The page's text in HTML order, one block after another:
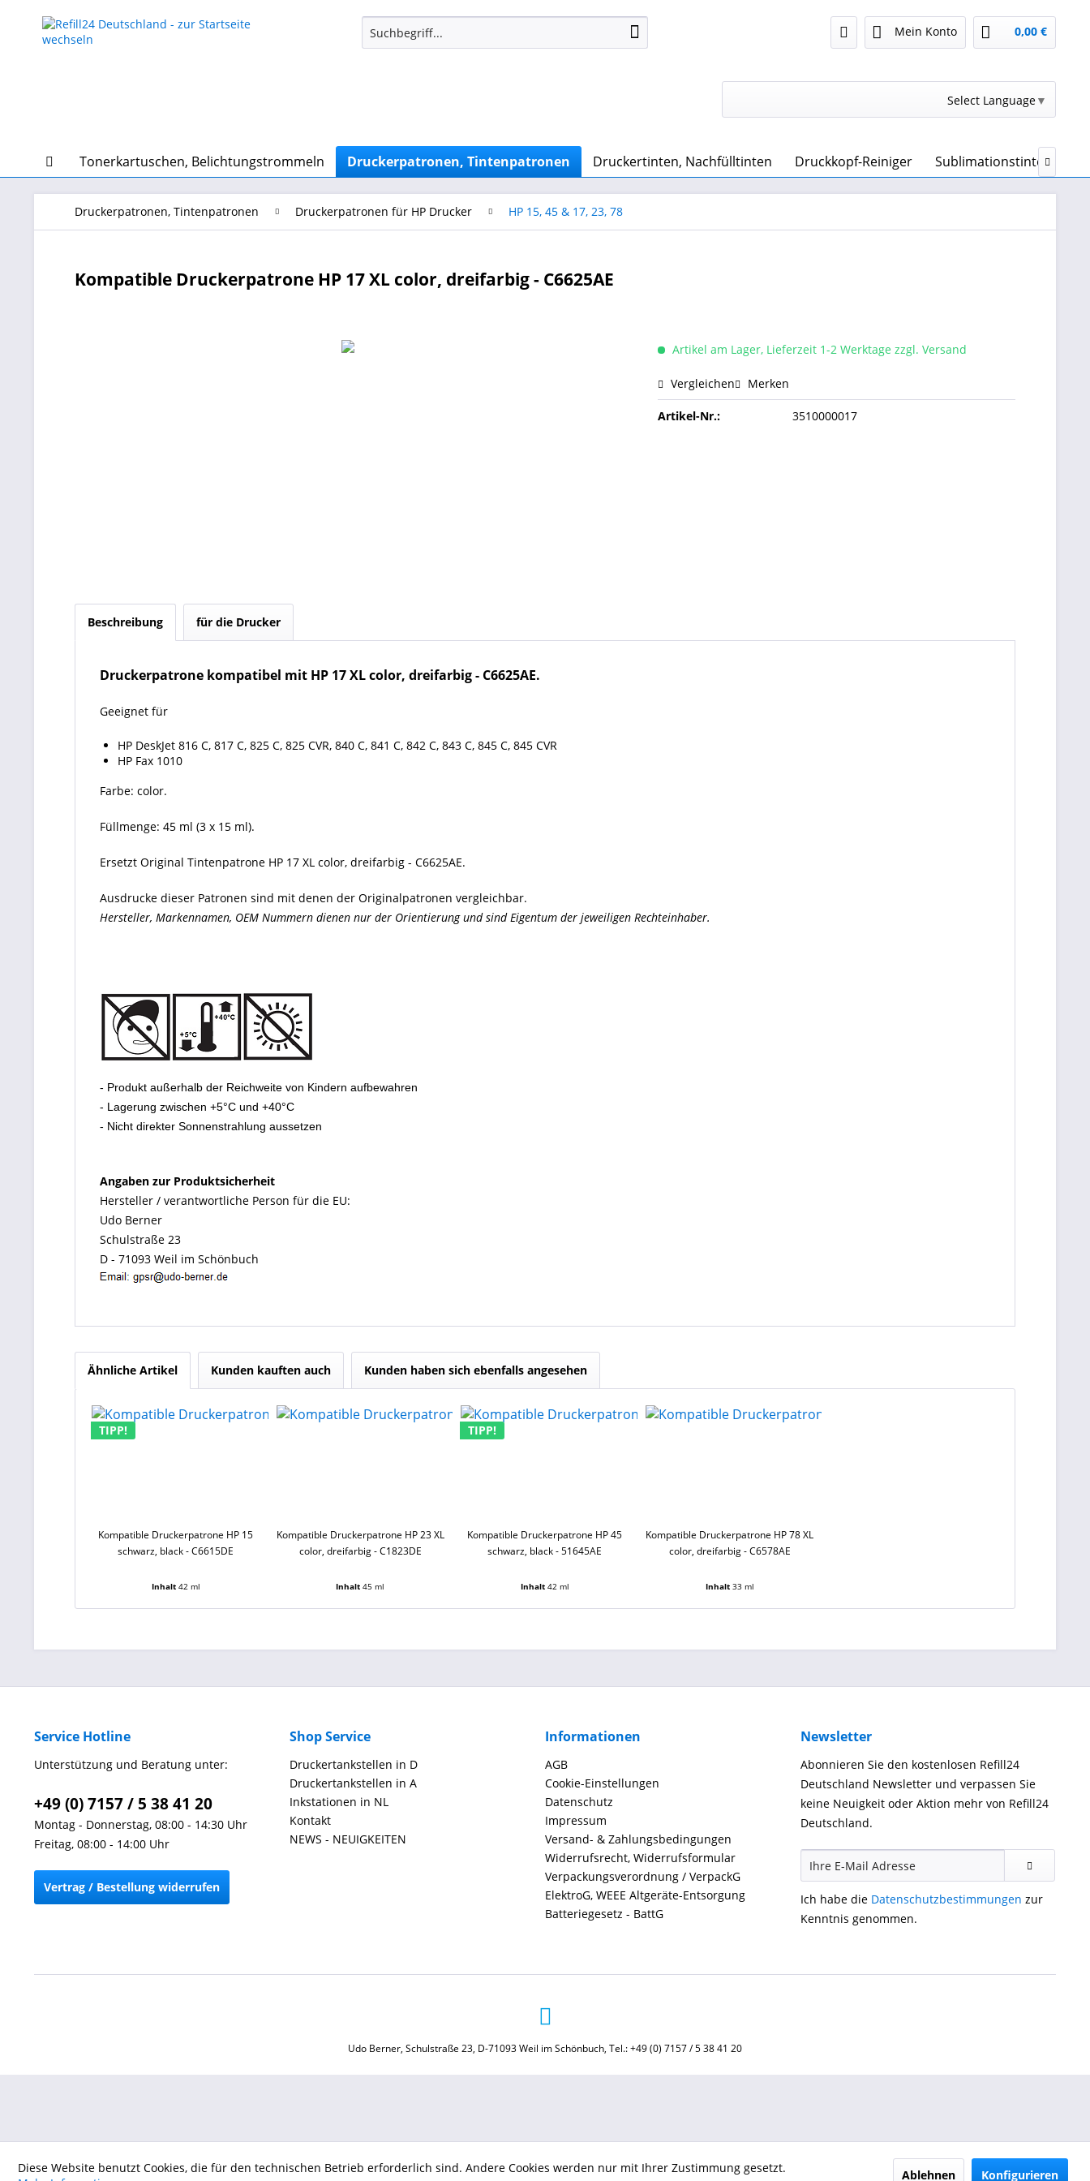
Mein Konto 0,00 €
Select Language▼
Tonerkartuschen, Belichtungstrommeln Druckerpatronen, Tintenpatronen Druckertinten, Nachfülltinten Druckkopf-Reiniger Sublimationstinte &

Druckerpatronen, Tintenpatronen Druckerpatronen für HP Drucker HP 15, 45 & 17, 23, 78
Kompatible Druckerpatrone HP 17 XL color, dreifarbig - C6625AE
Artikel am Lager, Lieferzeit 1-2 Werktage zzgl. Versand
Vergleichen Merken
Artikel-Nr.: 3510000017
Beschreibung für die Drucker
Druckerpatrone kompatibel mit HP 17 XL color, dreifarbig - C6625AE.
Geeignet für
HP DeskJet 816 C, 817 C, 825 C, 825 CVR, 840 C, 841 C, 842 C, 843 C, 845 C, 845 CVR
HP Fax 1010
Farbe: color.
Füllmenge: 45 ml (3 x 15 ml).
Ersetzt Original Tintenpatrone HP 17 XL color, dreifarbig - C6625AE.
Ausdrucke dieser Patronen sind mit denen der Originalpatronen vergleichbar.
Hersteller, Markennamen, OEM Nummern dienen nur der Orientierung und sind Eigentum der jeweiligen Rechteinhaber.
- Produkt außerhalb der Reichweite von Kindern aufbewahren
- Lagerung zwischen +5°C und +40°C
- Nicht direkter Sonnenstrahlung aussetzen
Angaben zur Produktsicherheit
Hersteller / verantwortliche Person für die EU:
Udo Berner
Schulstraße 23
D - 71093 Weil im Schönbuch
Ähnliche Artikel Kunden kauften auch Kunden haben sich ebenfalls angesehen
TIPP!
Kompatible Druckerpatrone HP 15
schwarz, black - C6615DE
Inhalt 42 ml
Kompatible Druckerpatrone HP 23 XL
color, dreifarbig - C1823DE
Inhalt45 ml
TIPP!
Kompatible Druckerpatrone HP 45
schwarz, black - 51645AE
Inhalt 42 ml
Kompatible Druckerpatrone HP 78 XL
color, dreifarbig - C6578AE
Inhalt 33 ml
Service Hotline
Unterstützung und Beratung unter:
+49 (0) 7157 / 5 38 41 20
Montag - Donnerstag, 08:00 - 14:30 Uhr
Freitag, 08:00 - 14:00 Uhr
Vertrag / Bestellung widerrufen
Shop Service
Druckertankstellen in D
Druckertankstellen in A
Inkstationen in NL
Kontakt
NEWS - NEUIGKEITEN
Informationen
AGB
Cookie-Einstellungen
Datenschutz
Impressum
Versand- & Zahlungsbedingungen
Widerrufsrecht, Widerrufsformular
Verpackungsverordnung / VerpackG
ElektroG, WEEE Altgeräte-Entsorgung
Batteriegesetz - BattG
Newsletter
Abonnieren Sie den kostenlosen Refill24
Deutschland Newsletter und verpassen Sie
keine Neuigkeit oder Aktion mehr von Refill24
Deutschland.
Ich habe die Datenschutzbestimmungen zur
Kenntnis genommen.
Udo Berner, Schulstraße 23, D-71093 Weil im Schönbuch, Tel.: +49 (0) 7157 / 5 38 41 20
Diese Website benutzt Cookies, die für den technischen Betrieb erforderlich sind. Andere Cookies werden nur mit Ihrer Zustimmung gesetzt.
Ablehnen Konfigurieren